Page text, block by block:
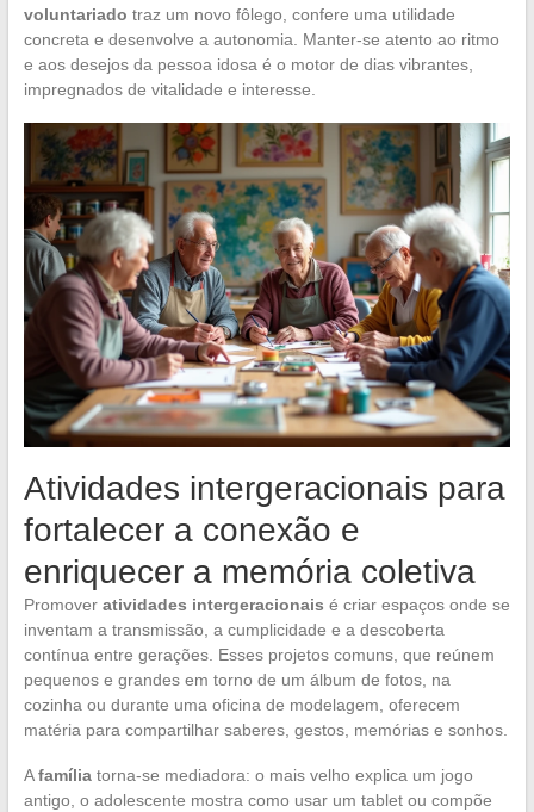
voluntariado traz um novo fôlego, confere uma utilidade
concreta e desenvolve a autonomia. Manter-se atento ao ritmo
e aos desejos da pessoa idosa é o motor de dias vibrantes,
impregnados de vitalidade e interesse.
Atividades intergeracionais para
fortalecer a conexão e
enriquecer a memória coletiva
Promover atividades intergeracionais é criar espaços onde se
inventam a transmissão, a cumplicidade e a descoberta
contínua entre gerações. Esses projetos comuns, que reúnem
pequenos e grandes em torno de um álbum de fotos, na
cozinha ou durante uma oficina de modelagem, oferecem
matéria para compartilhar saberes, gestos, memórias e sonhos.
Afamíliatorna-se mediadora: o mais velho explica um jogo
antigo, o adolescente mostra como usar um tablet ou compõe